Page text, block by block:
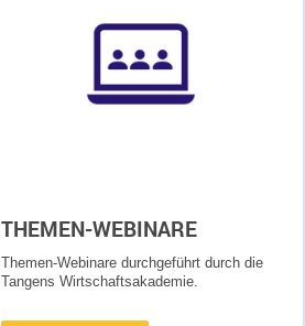
THEMEN-WEBINARE
Themen-Webinare durchgeführt durch die
Tangens Wirtschaftsakademie.